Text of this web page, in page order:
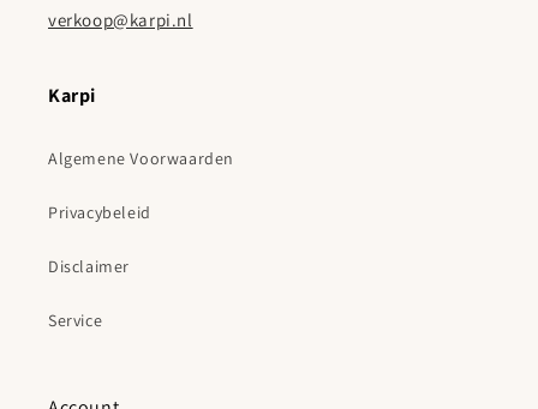
verkoop@karpi.nl
Karpi
Algemene Voorwaarden
Privacybeleid
Disclaimer
Service